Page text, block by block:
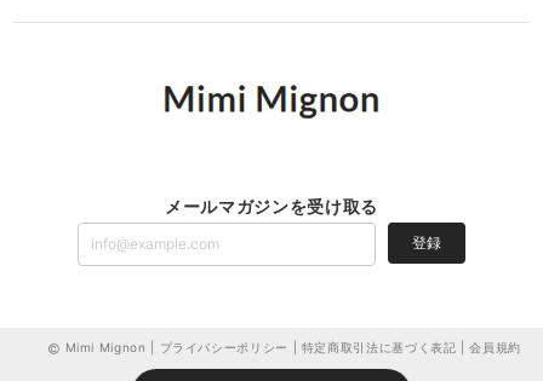
メールマガジンを受け取る
登録
Mimi Mignon | プライバシーポリシー 特定商取引法に基づく表記 |会員規約